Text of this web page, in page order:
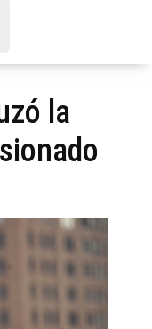
la